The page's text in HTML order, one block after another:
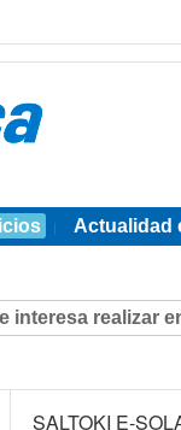
| Actualidad
SALTOKI E-